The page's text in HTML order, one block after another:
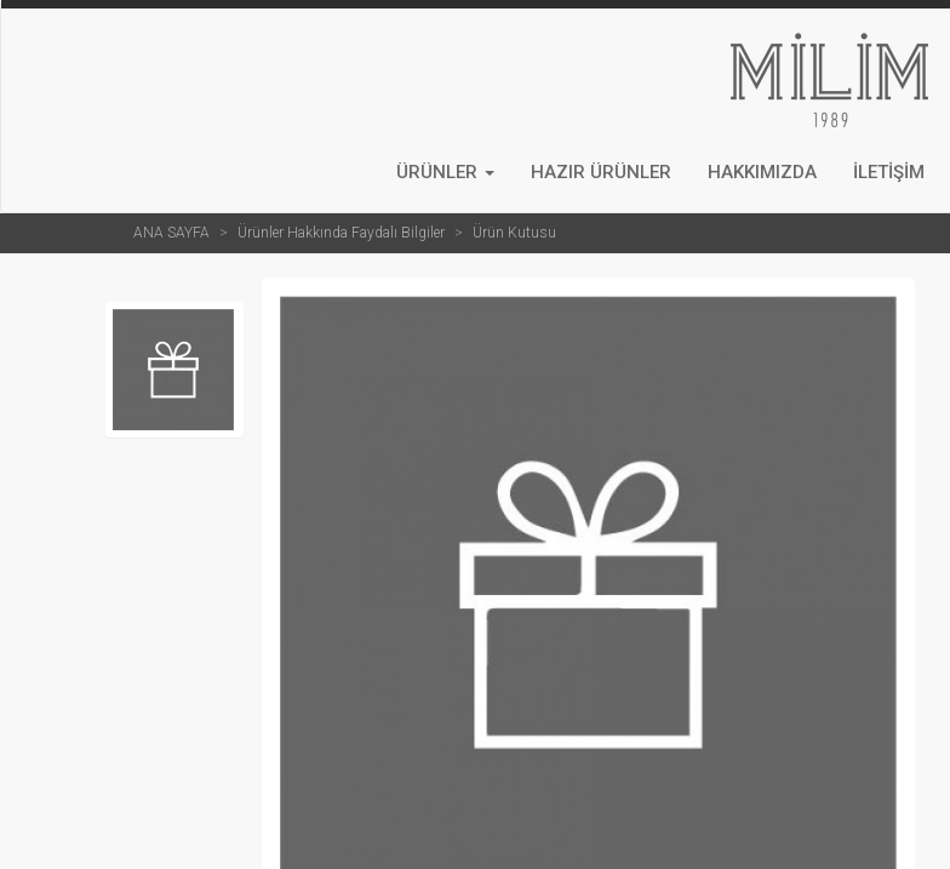
ÜRÜNLER HAZIR ÜRÜNLER HAKKIMIZDA İLETİŞİM
ANA SAYFA Ürünler Hakkında Faydalı Bilgiler Ürün Kutusu